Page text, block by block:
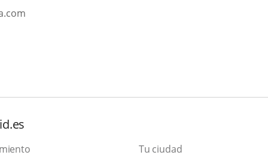
Tu ciudad